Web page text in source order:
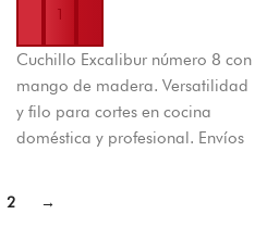
Añadir al carrito
Cuchillo Excalibur número 8 con
mango de madera. Versatilidad
y filo para cortes en cocina
doméstica y profesional. Envíos
2 →